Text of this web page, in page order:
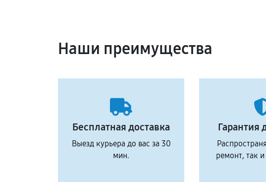
Наши преимущества
Бесплатная доставка
Выезд курьера до вас за 30
мин.
Гарантия
ремонт, так